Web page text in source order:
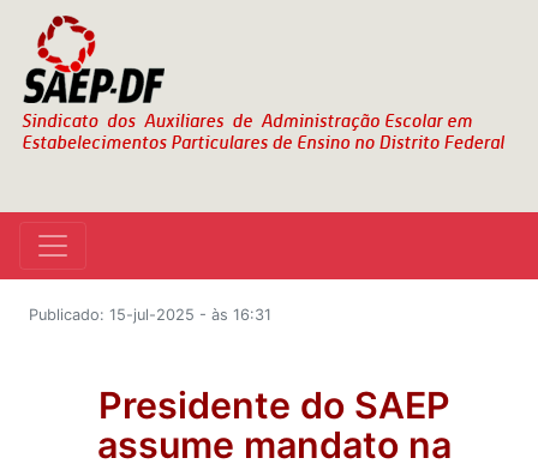
Publicado: 15-jul-2025 - às 16:31
Presidente do SAEP
assume mandato na